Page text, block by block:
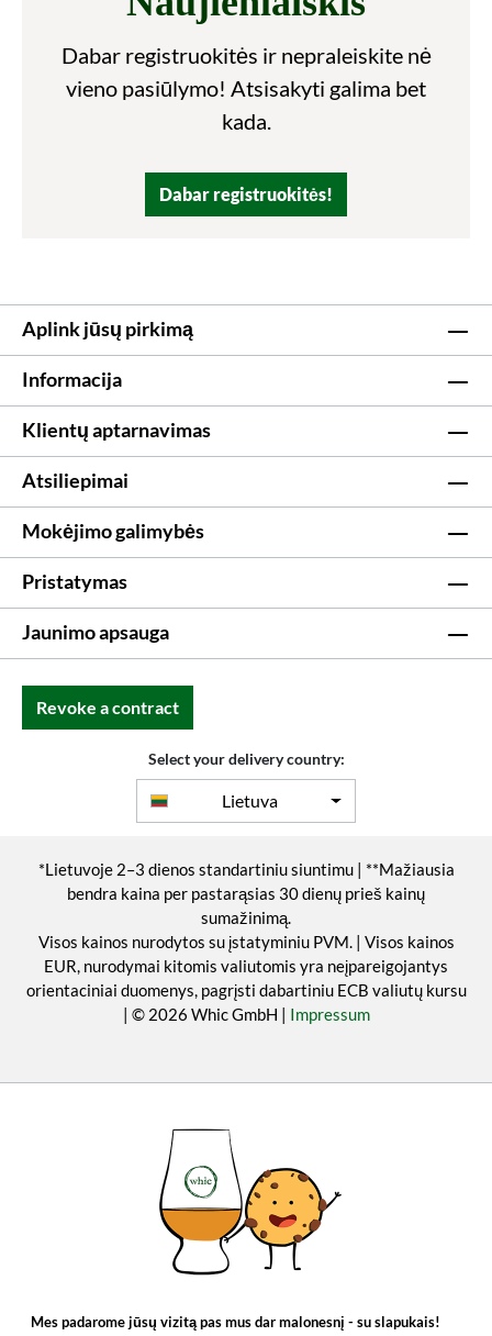
Dabar registruokitės ir nepraleiskite nė
vieno pasiūlymo! Atsisakyti galima bet
kada.
Dabar registruokitės!
Aplink jūsų pirkimą
Informacija
Klientų aptarnavimas
Atsiliepimai
Mokėjimo galimybės
Pristatymas
Jaunimo apsauga
Revoke a contract
Select your delivery country:
Lietuva
*Lietuvoje 2–3 dienos standartiniu siuntimu | **Mažiausia
bendra kaina per pastarąsias 30 dienų prieš kainų
sumažinimą.
Visos kainos nurodytos su įstatyminiu PVM. | Visos kainos
EUR, nurodymai kitomis valiutomis yra neįpareigojantys
orientaciniai duomenys, pagrįsti dabartiniu ECB valiutų kursu
| © 2026 Whic GmbH | Impressum
Mes padarome jūsų vizitą pas mus dar malonesnį - su slapukais!